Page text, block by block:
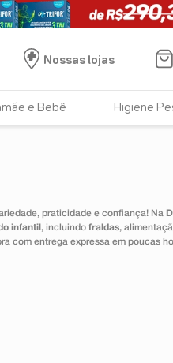
Nossas lojas
e Bebê Higiene
praticidade e confiança! Na
infantil , incluindo fraldas,
entrega expressa em poucas